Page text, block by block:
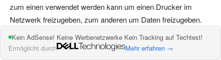
zum einen verwendet werden kann um einen Drucker im
Netzwerk freizugeben, zum anderen um Daten freizugeben.
Zusammengefasst, Ihr schließt einen USB Stick oder
Kein AdSense! Keine Werbenetzwerke Kein Tracking auf Techtest!
Ermöglicht durch
Mehr erfahren →